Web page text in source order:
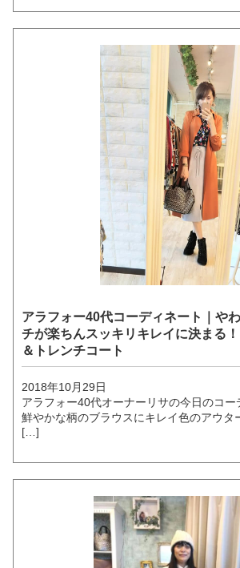
アラフォー40代コーディネート｜や
チが楽ちんスッキリキレイに決まる
＆トレンチコート
2018年10月29日
アラフォー40代オーナーリサの今日のコー
鮮やかな柄のブラウスにキレイ色のアウタ
[…]